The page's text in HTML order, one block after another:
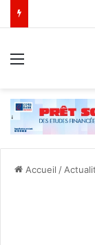
Accueil /